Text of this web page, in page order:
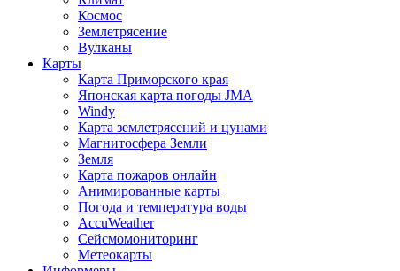
Космос
Землетрясение
Вулканы
Карты
Карта Приморского края
Японская карта погоды JMA
Windy
Карта землетрясений и цунами
Магнитосфера Земли
Земля
Карта пожаров онлайн
Анимированные карты
Погода и температура воды
AccuWeather
Сейсмомониторинг
Метеокарты